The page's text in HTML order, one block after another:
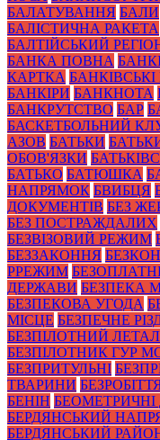
БАЛАТУВАННЯ БАЛИ
БАЛІСТИЧНА РАКЕТА
БАЛТІЙСЬКИЙ
БАНКА ПОВНА
КАРТКА
БАНКІРИ БАНКНОТА
БАНКРУТСТВО БАР
БАСКЕТБОЛЬНИЙ
АЗОВ БАТЬКИ
ОБОВ'ЯЗКИ
БАТЬКО БАТЮШКА
НАПРЯМОК БВИБЦЯ
ДОКУМЕНТІВ БЕЗ
БЕЗ ПОСТРАЖДАЛИХ
БЕЗВІЗОВИЙ РЕЖИМ
БЕЗЗАКОННЯ
РРЕЖИМ
ДЕРЖАВИ БЕЗПЕКА
БЕЗПЕКОВА УГОДА
МІСЦЕ БЕЗПЕЧНЕ
БЕЗПІЛОТНИЙ
БЕЗПІЛОТНИК ГУР
БЕЗПРИТУЛЬНІ
ТВАРИНИ
БЕНІН БЕОМЕТРИЧНІ
БЕРДЯНСЬКИЙ
БЕРДЯНСЬКИЙ